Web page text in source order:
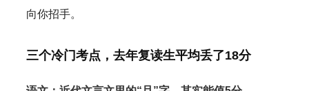
向你招手。
三个冷门考点，去年复读生平均丢了18分